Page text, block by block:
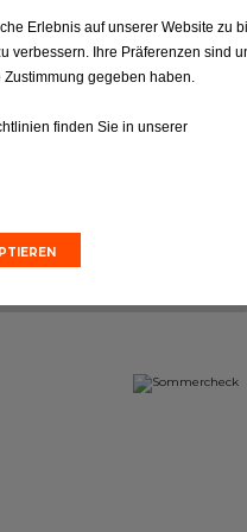
Reifen
Die entscheidende
die nicht
Erlebnis auf unserer Website zu
verbessern. Ihre Präferenzen sind
gegeben haben.
finden Sie in unserer